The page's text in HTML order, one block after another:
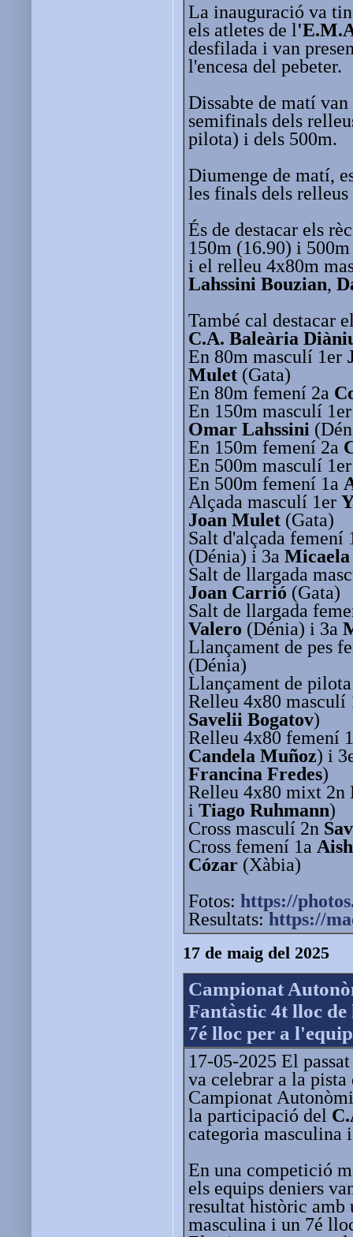
La inauguració va
els atletes de l
desfilada i van
l'encesa del pebeter.
Dissabte de matí
semifinals dels
pilota) i dels 500m.
Diumenge de matí,
les finals dels
És de destacar els
150m (16.90) i
i el relleu 4x80m
Lahssini Bouzian,
També cal destacar
C.A. Baleària
En 80m masculí 1er
Mulet (Gata)
En 80m femení 2a
En 150m masculí
Omar Lahssini
En 150m femení 2a
En 500m masculí 1er
En 500m femení 1a
Alçada masculí 1er
Joan Mulet (Gata)
Salt d'alçada femení
(Dénia) i 3a Micaela
Salt de llargada
Joan Carrió (Gata)
Salt de llargada
Valero (Dénia) i 3a
Llançament de pes
(Dénia)
Llançament de
Relleu 4x80 masculí
Savelii Bogatov)
Relleu 4x80 femení
Candela Muñoz) i
Francina Fredes)
Relleu 4x80 mixt 2n
i Tiago Ruhmann)
Cross masculí 2n
Cross femení 1a
Cózar (Xàbia)
Fotos: https://
Resultats: https://
17 de maig del 2025
Campionat
Fantàstic 4t lloc
7é lloc per a
17-05-2025 El
va celebrar a la
Campionat
la participació del
categoria masculina
En una competició
els equips deniers
resultat històric amb
masculina i un 7é